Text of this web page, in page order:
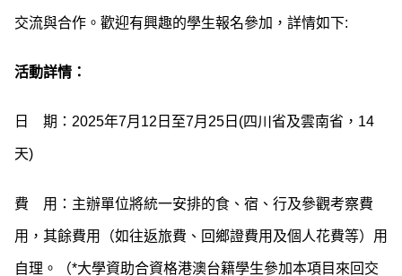
交流與合作。歡迎有興趣的學生報名參加，詳情如下:
活動詳情：
日 期：2025年7月12日至7月25日(四川省及雲南省，14
天)
費 用：主辦單位將統一安排的食、宿、行及參觀考察費
用，其餘費用（如往返旅費、回鄉證費用及個人花費等）用
自理。（*大學資助合資格港澳台籍學生參加本項目來回交